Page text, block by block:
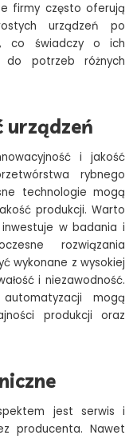
firmy często oferują
urządzeń po
co świadczy o ich
do potrzeb różnych
urządzeń
i jakość
rybnego
technologie mogą
produkcji. Warto
w badania i
rozwiązania
wykonane z wysokiej
i niezawodność.
mogą
produkcji oraz
jest serwis i
producenta. Nawet